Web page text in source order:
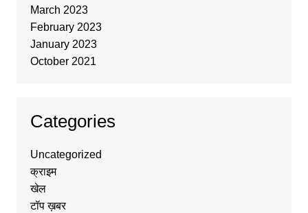
March 2023
February 2023
January 2023
October 2021
Categories
Uncategorized
क्राइम
खेल
टॉप ख़बर